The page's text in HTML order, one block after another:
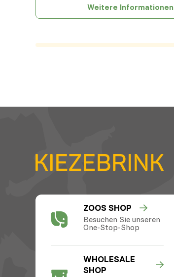
Weitere Informationen
ZOOS SHOP
Besuchen Sie unseren
One-Stop-Shop
WHOLESALE
SHOP